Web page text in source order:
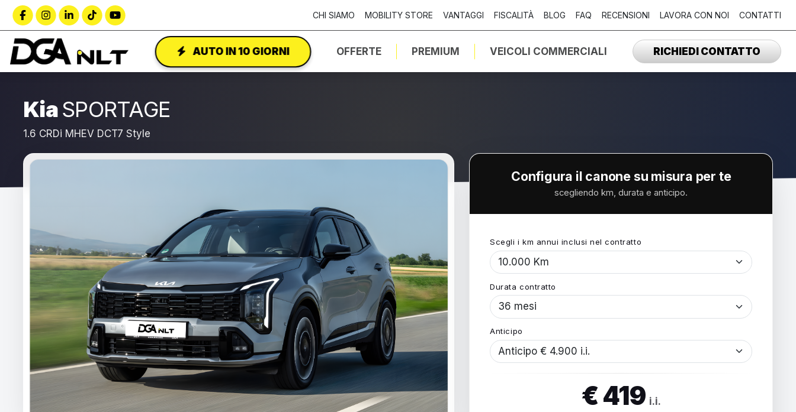
CHI SIAMO MOBILITY STORE VANTAGGI FISCALITÀ BLOG FAQ RECENSIONI LAVORA CON NOI CONTATTI
AUTO IN 10 GIORNI OFFERTE PREMIUM VEICOLI COMMERCIALI RICHIEDI CONTATTO
KiaSPORTAGE
1.6 CRDi MHEV DCT7 Style
Configura il canone su misura per te
scegliendo km, durata e anticipo.
Scegli i km annui inclusi nel contratto
Durata contratto
Anticipo
€ 419 i.i.